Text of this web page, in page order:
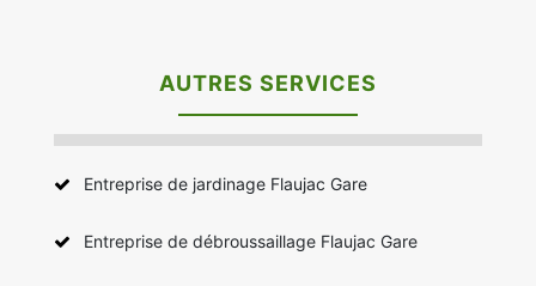
AUTRES SERVICES
Entreprise de jardinage Flaujac Gare
Entreprise de débroussaillage Flaujac Gare